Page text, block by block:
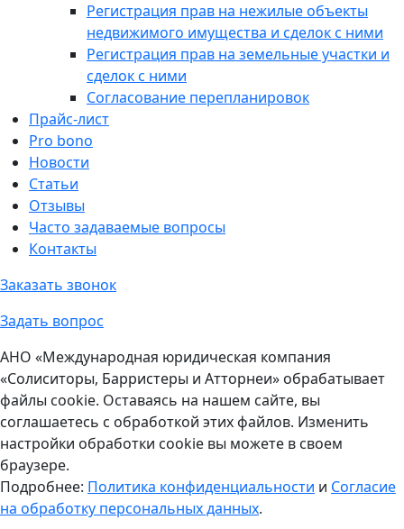
Регистрация прав на нежилые объекты
недвижимого имущества и сделок с ними
Регистрация прав на земельные участки и
сделок с ними
Согласование перепланировок
Прайс-лист
Pro bono
Новости
Статьи
Отзывы
Часто задаваемые вопросы
Контакты
Заказать звонок
Задать вопрос
АНО «Международная юридическая компания
«Солиситоры, Барристеры и Атторнеи» обрабатывает
файлы cookie. Оставаясь на нашем сайте, вы
соглашаетесь с обработкой этих файлов. Изменить
настройки обработки cookie вы можете в своем
браузере.
Подробнее: Политика конфиденциальности и Согласие
на обработку персональных данных.